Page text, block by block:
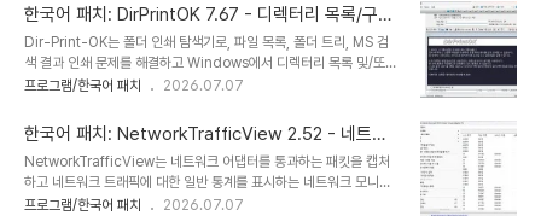
데 필요한 정보만 제공합니다...
었으며, 이전 DOS 프로그램인 Norton Commander™를 개인적
으로 대체한 것이었습니다. 1996년에는 32비트 Microsoft
Windows 운영 체제로 이식되었습니다."EF Commander"의 주
요 기능:사용하기 쉬운최신 인터페이스는 파일과 폴더를 완벽하게 제
어할 수 있도록 도와줍니다.탭 인터페이스폴더와 파일에 대해 각 창에
개요를 빠르고 쉽게 확인..
한국어 패치: DirPrintOK 7.67 - 디렉터리 목록/구조
인쇄
Dir-Print-OK는 폴더 인쇄 탐색기로, 파일 목록, 폴더 트리, MS 검
색 결과 인쇄 문제를 해결하고 Windows에서 디렉터리 목록 및/또는
디렉터리 구조를 인쇄하고 저장할 수 있습니다!폴더 인쇄 탐색기를 사
Windows OS에서 사용 가능한 이 폴더 인쇄 도구는 다양한 가로 세
로 비율의 인쇄 미리보기 기능과 XLS, HTML, CSV, TXT 파일로 내
보내기 기능을 제공합니다. MS 탐색기 보기, 트리 목록, 트리 목록 플
러스, 필터 및 콘솔 기능을 지원합니다. 이 폴더 인쇄 탐색기는 소프트
웨어 OK의 파일 관리 카테고리에서 알려지지 않은 도구입니다!주요
프로그램/한국어 패치 2026.07.07
한국어 패치: NetworkTrafficView 2.52 - 네트워
크 모니터링 도구
NetworkTrafficView는 네트워크 어댑터를 통과하는 패킷을 캡처
하고 네트워크 트래픽에 대한 일반 통계를 표시하는 네트워크 모니터
링 도구입니다. 패킷 통계는 이더넷 유형, IP 프로토콜, 출발지/도착지
프로그램/한국어 패치 2026.07.07